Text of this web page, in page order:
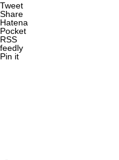
Tweet
Share
Hatena
Pocket
RSS
feedly
Pin it